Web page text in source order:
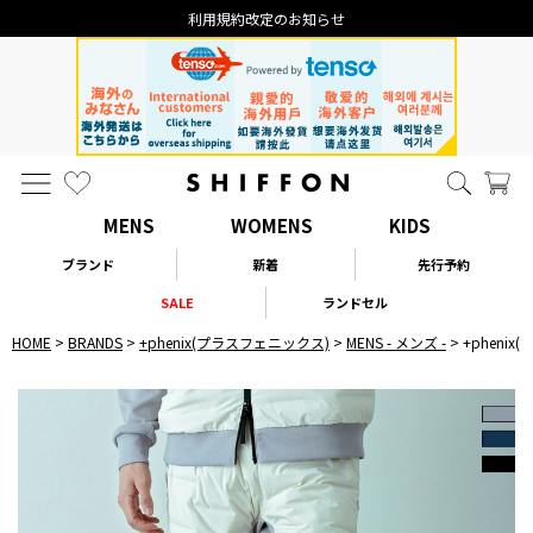
利用規約改定のお知らせ
MENS WOMENS KIDS
ブランド 新着
先行予約
SALE
ランドセル
HOME BRANDS +phenix(プラスフェニックス) MENS - メンズ - +phenix(